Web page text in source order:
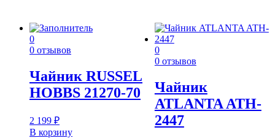
0
0 отзывов
Чайник RUSSEL
HOBBS 21270-70
2 199 ₽
В корзину
0
0 отзывов
Чайник
ATLANTA ATH-
2447